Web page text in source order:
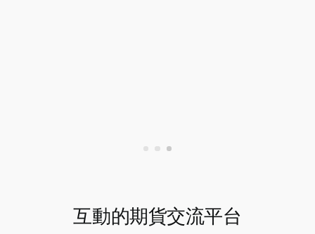
互動的期貨交流平台